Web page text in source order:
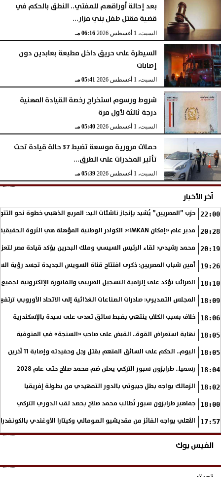
بعد إحالة أوراقهم للمفتي.. النطق بالحكم في
قضية مقتل طفل بني مزار...
السبت، 1 أغسطس 2026 06:16 مـ
السيطرة على حريق داخل مطبعة بعابدين دون
إصابات
السبت، 1 أغسطس 2026 05:41 مـ
شروط ورسوم استخراج رخصة القيادة المهنية
درجة ثالثة لأول مرة
السبت، 1 أغسطس 2026 05:40 مـ
حملات مرورية موسعة تضبط 37 حالة قيادة تحت
تأثير المخدرات على الطرق...
السبت، 1 أغسطس 2026 05:39 مـ
آخر الأخبار
22:00 حزب ”المصريين” يُشيد بإنجاز ناشئات اليد: المربع الذهبي خطوة نحو
20:28 مدير عام «إمكان IMKAN»: الكوادر الوطنية المؤهلة هي الثروة الحقيقية لمستقبل التنمية في مصر
20:19 محمد رشيدي: لقاء الرئيس السيسي وملك البحرين يؤكد قيادة مصر
19:26 أمين شباب المصريين: ذكرى افتتاح قناة السويس الجديدة تجسد رؤية
18:10 الضرائب تؤكد على إلزامية التسجيل الضريبي والفاتورة الإلكترونية
18:09 المجلس التصديري: صادرات الصناعات الغذائية إلى الاتحاد الأوروبي ترتفع 15.4% خلال النصف الأول من
18:06 خلاف بسبب الكلاب ينتهي بضبط سائق تعدى على سيدة بالإسكندرية
18:05 نهاية استعراض القوة.. القبض على صاحب «السنجة» في المنوفية
18:05 اليوم.. الحكم على السائق المتهم بقتل رجل وحفيدته وإصابة 11 آخرين
18:04 رسميا.. طرابزون سبور التركي يعلن ضم محمد صلاح حتى عام 2028
18:02 الزمالك يواجه بطل جيبوتي بالدور التمهيدي من بطولة إفريقيا
18:00 جماهير طرابزون سبور تُطالب محمد صلاح بحصد لقب الدوري التركي
17:57 الأهلي يواجه الفائز من مقديشيو الصومالي وكيتارا الأوغندي
الفيس بوك